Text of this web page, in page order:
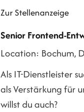
Zur Stellenanzeige
Senior Frontend-
Location: Bochum,
Als IT-Dienstleister
als Verstärkung für
willst du auch?